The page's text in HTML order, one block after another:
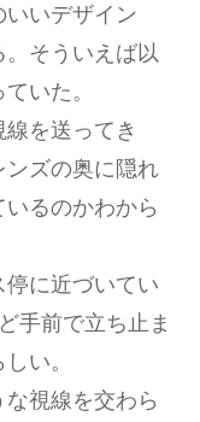
いいデザイン
そういえば以
いた。
を送ってき
ンズの奥に隠れ
るのかわから
に近づいてい
手前で立ち止ま
い。
視線を交わら